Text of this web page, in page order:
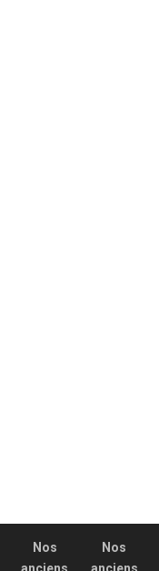
Nos
Nos